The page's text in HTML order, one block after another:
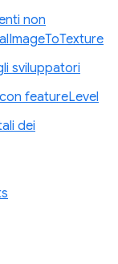
non
sviluppatori
featureLevel
dei